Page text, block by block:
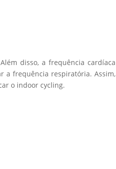
disso, a frequência cardíaca
a frequência respiratória. Assim,
o indoor cycling.